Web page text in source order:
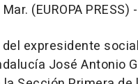
(EUROPA PRESS) -
expresidente
José Antonio